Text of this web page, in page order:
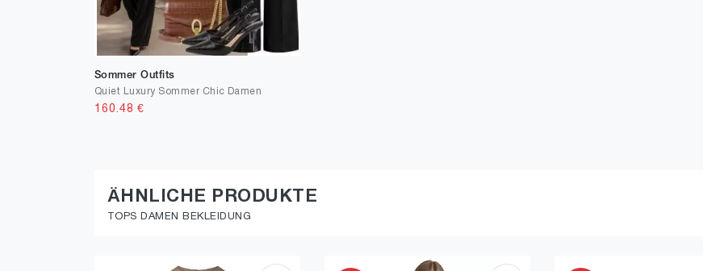
Sommer Outfits
Quiet Luxury Sommer Chic Damen
160.48 €
ÄHNLICHE PRODUKTE
TOPS DAMEN BEKLEIDUNG